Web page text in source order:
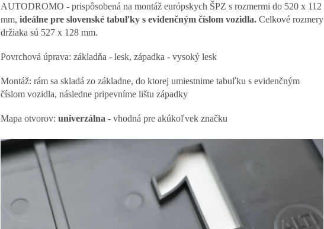
AUTODROMO - prispôsobená na montáž európskych ŠPZ s rozmermi do 520 x 112
mm, ideálne pre slovenské tabuľky s evidenčným číslom vozidla. Celkové rozmery
držiaka sú 527 x 128 mm.
Povrchová úprava: základňa - lesk, západka - vysoký lesk
Montáž: rám sa skladá zo základne, do ktorej umiestnime tabuľku s evidenčným
číslom vozidla, následne pripevníme lištu západky
Mapa otvorov: univerzálna - vhodná pre akúkoľvek značku